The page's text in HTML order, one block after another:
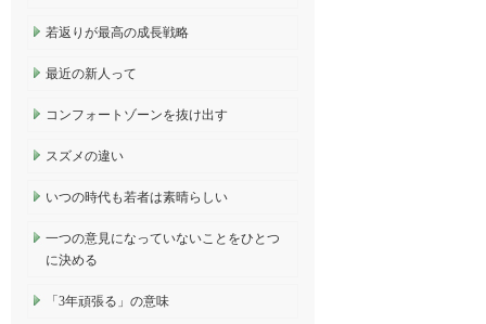
若返りが最高の成長戦略
最近の新人って
コンフォートゾーンを抜け出す
スズメの違い
いつの時代も若者は素晴らしい
一つの意見になっていないことをひとつ
に決める
「3年頑張る」の意味